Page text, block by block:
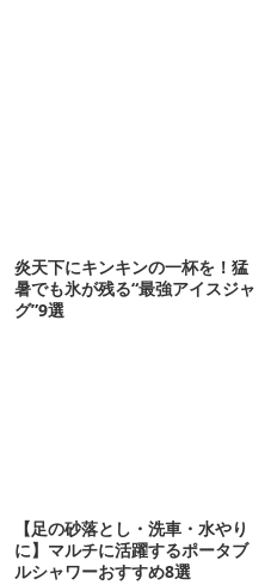
炎天下にキンキンの一杯を！猛
暑でも氷が残る“最強アイスジャ
グ”9選
【足の砂落とし・洗車・水やり
に】マルチに活躍するポータブ
ルシャワーおすすめ8選